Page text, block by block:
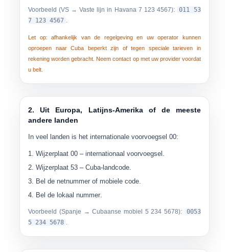
Voorbeeld (VS → Vaste lijn in Havana 7 123 4567): 011 53
7 123 4567 .
Let op: afhankelijk van de regelgeving en uw operator kunnen
oproepen naar Cuba beperkt zijn of tegen speciale tarieven in
rekening worden gebracht. Neem contact op met uw provider voordat
u belt.
2. Uit Europa, Latijns-Amerika of de meeste
andere landen
In veel landen is het internationale voorvoegsel00:
Wijzerplaat00 – internationaal voorvoegsel.
Wijzerplaat53 – Cuba-landcode.
Bel denetnummer of mobiele code.
Bel de lokaal nummer.
Voorbeeld (Spanje → Cubaanse mobiel 5 234 5678):
0053
5 234 5678 .